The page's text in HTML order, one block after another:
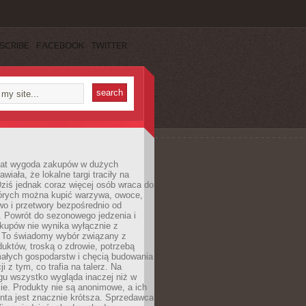
FACEBOOK TWITTER
wygoda zakupów w dużych
że lokalne targi traciły na
jednak coraz więcej osób wraca do
można kupić warzywa, owoce,
i przetwory bezpośrednio od
Powrót do sezonowego jedzenia i
nie wynika wyłącznie z
świadomy wybór związany z
troską o zdrowie, potrzebą
gospodarstw i chęcią budowania
z tym, co trafia na talerz. Na
wszystko wygląda inaczej niż w
Produkty nie są anonimowe, a ich
jest znacznie krótsza. Sprzedawca